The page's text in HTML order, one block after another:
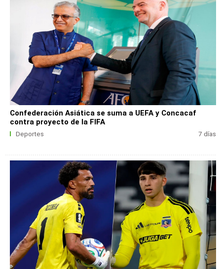
Confederación Asiática se suma a UEFA y Concacaf
contra proyecto de la FIFA
Deportes 7 días